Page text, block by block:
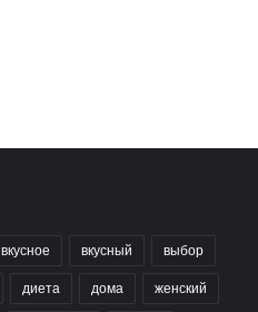
вкусное вкусный выбор
диета дома женский